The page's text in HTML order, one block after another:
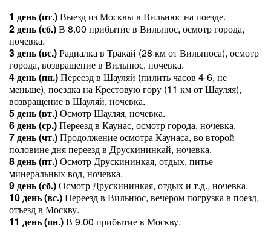
1 день (пт.)Выезд из Москвы в Вильнюс на поезде.
2 день (сб.)В 8.00 прибытие в Вильнюс, осмотр города,
ночевка.
3 день (вс.)Радиалка в Тракай (28 км от Вильнюса), осмотр
города, возвращение в Вильнюс, ночевка.
4 день (пн.)Переезд в Шауляй (пилить часов 4-6, не
меньше), поездка на Крестовую гору (11 км от Шауляя),
возвращение в Шауляй, ночевка.
5 день (вт.)Осмотр Шауляя, ночевка.
6 день (ср.)Переезд в Каунас, осмотр города, ночевка.
7 день (чт.)Продолжение осмотра Каунаса, во второй
половине дня переезд в Друскининкай, ночевка.
8 день (пт.)Осмотр Друскининкая, отдых, питье
минеральных вод, ночевка.
9 день (сб.)Осмотр Друскининкая, отдых и т.д., ночевка.
10 день (вс.)Переезд в Вильнюс, вечером погрузка в поезд,
отъезд в Москву.
11 день (пн.)В 9.00 прибытие в Москву.